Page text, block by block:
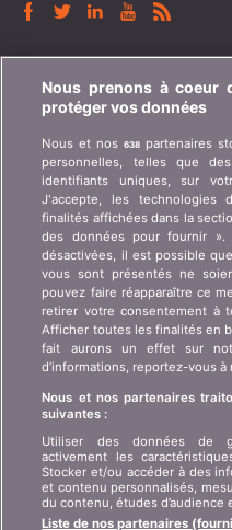
BONUS.CH
comparatifs ? Demande
publicité, ...
Qui sommes-nous ?
Contact
Publicité
Affiliation / Partenariat
Presse
LANGUE
FR IT
Nous prenons à coeur
protéger vos données
Nous et nos638 partenaires
personnelles, telles que
identifiants uniques, sur
J'accepte, les technologies
finalités affichées dans la
des données pour fournir
désactivées, il est possible
vous sont présentés ne
pouvez faire réapparaître ce
retirer votre consentement à
Afficher toutes les finalités en
fait aurons un effet sur
d’informations, reportez-vous
Nous et nos partenaires
suivantes :
Utiliser des données de
activement les
Stocker et/ou accéder à des
et contenu personnalisés,
du contenu, études
Liste de nos partenaires